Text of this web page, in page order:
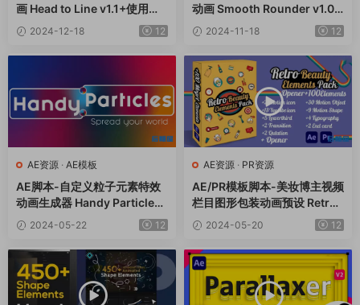
画 Head to Line v1.1+使用教
程 2024-12-18 12
动画 Smooth Rounder v1.07
+使用教程
2024-11-18 12
AE资源 · AE模板
AE脚本-自定义粒子元素特效
动画生成器 Handy Particles
V1.0.9+使用教程
2024-05-22 12
AE资源 · PR资源
AE/PR模板脚本-美妆博主视频
栏目图形包装动画预设 Retro
Beauty Elements Pack
2024-05-20 12